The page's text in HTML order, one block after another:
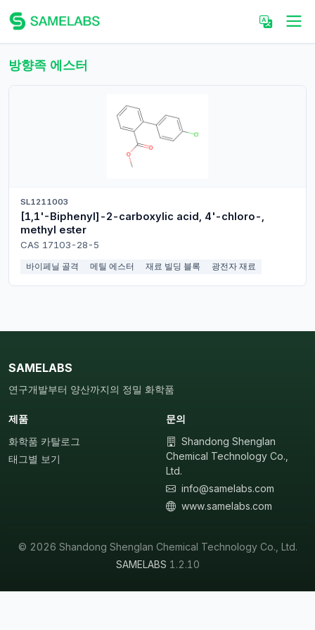
방향족 에스터
SL1211003
[1,1'-Biphenyl]-2-carboxylic acid, 4'-chloro-,
methyl ester
CAS 17103-28-5
바이페닐 골격 메틸 에스터 재료 빌딩 블록 광전자 재료
SAMELABS
연구개발부터 양산까지의 정밀 화학품
제품
화학품 카탈로그
태그별 보기
문의
Shandong Shenglan
Chemical Technology Co.,
Ltd.
info@samelabs.com
www.samelabs.com
© 2026 Shandong Shenglan Chemical Technology Co., Ltd.
SAMELABS 1.2.10